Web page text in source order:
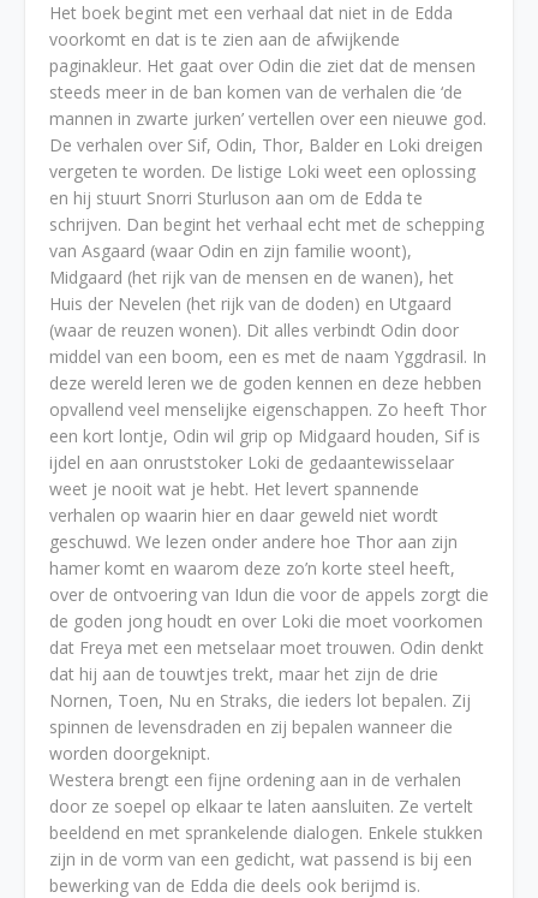
Het boek begint met een verhaal dat niet in de Edda
voorkomt en dat is te zien aan de afwijkende
paginakleur. Het gaat over Odin die ziet dat de mensen
steeds meer in de ban komen van de verhalen die ‘de
mannen in zwarte jurken’ vertellen over een nieuwe god.
De verhalen over Sif, Odin, Thor, Balder en Loki dreigen
vergeten te worden. De listige Loki weet een oplossing
en hij stuurt Snorri Sturluson aan om de Edda te
schrijven. Dan begint het verhaal echt met de schepping
van Asgaard (waar Odin en zijn familie woont),
Midgaard (het rijk van de mensen en de wanen), het
Huis der Nevelen (het rijk van de doden) en Utgaard
(waar de reuzen wonen). Dit alles verbindt Odin door
middel van een boom, een es met de naam Yggdrasil. In
deze wereld leren we de goden kennen en deze hebben
opvallend veel menselijke eigenschappen. Zo heeft Thor
een kort lontje, Odin wil grip op Midgaard houden, Sif is
ijdel en aan onruststoker Loki de gedaantewisselaar
weet je nooit wat je hebt. Het levert spannende
verhalen op waarin hier en daar geweld niet wordt
geschuwd. We lezen onder andere hoe Thor aan zijn
hamer komt en waarom deze zo’n korte steel heeft,
over de ontvoering van Idun die voor de appels zorgt die
de goden jong houdt en over Loki die moet voorkomen
dat Freya met een metselaar moet trouwen. Odin denkt
dat hij aan de touwtjes trekt, maar het zijn de drie
Nornen, Toen, Nu en Straks, die ieders lot bepalen. Zij
spinnen de levensdraden en zij bepalen wanneer die
worden doorgeknipt.
Westera brengt een fijne ordening aan in de verhalen
door ze soepel op elkaar te laten aansluiten. Ze vertelt
beeldend en met sprankelende dialogen. Enkele stukken
zijn in de vorm van een gedicht, wat passend is bij een
bewerking van de Edda die deels ook berijmd is.